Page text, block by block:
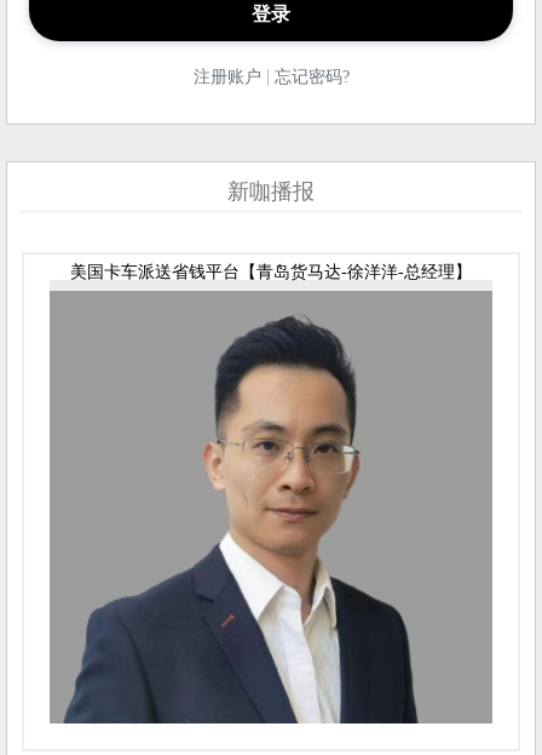
注册账户 | 忘记密码?
新咖播报
美国卡车派送省钱平台【青岛货马达-徐洋洋-总经理】